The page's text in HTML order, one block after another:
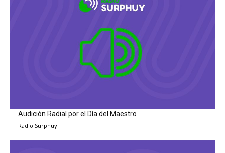
Audición Radial por el Día del Maestro
Radio Surphuy